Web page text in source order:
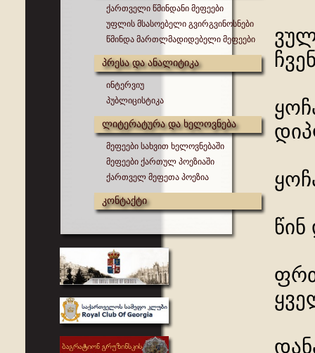
ქართველი წმინდანი მეფეები
უფლის მსასოებელი გვირგვინოსნები
წმინდა მართლმადიდებელი მეფეები
პრესა და ანალიტიკა
ინტერვიუ
პუბლიცისტიკა
ლიტერატურა და ხელოვნება
მეფეები სახვით ხელოვნებაში
მეფეები ქართულ პოეზიაში
ქართველ მეფეთა პოეზია
კონტაქტი